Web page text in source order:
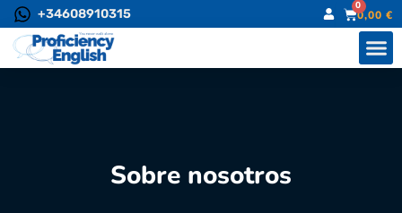
+34608910315 0,00 €
0
Sobre nosotros